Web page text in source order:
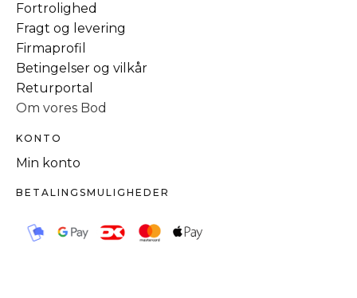
Fortrolighed
Fragt og levering
Firmaprofil
Betingelser og vilkår
Returportal
Om vores Bod
KONTO
Min konto
BETALINGSMULIGHEDER